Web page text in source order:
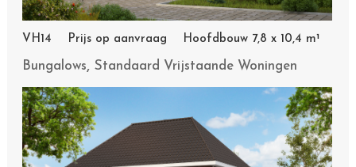
VH14 Prijs op aanvraag Hoofdbouw 7,8 x 10,4 m¹
Bungalows,Standaard Vrijstaande Woningen